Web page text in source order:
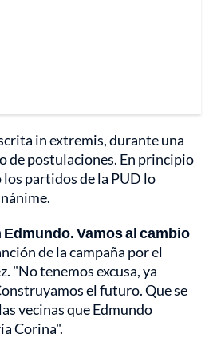
in extremis, durante una
de postulaciones. En principio
partidos de la PUD lo
Vamos al cambio
de la campaña por el
"No tenemos excusa, ya
el futuro. Que se
vecinas que Edmundo
Corina".